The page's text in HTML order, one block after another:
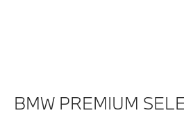
BMW PREMIUM